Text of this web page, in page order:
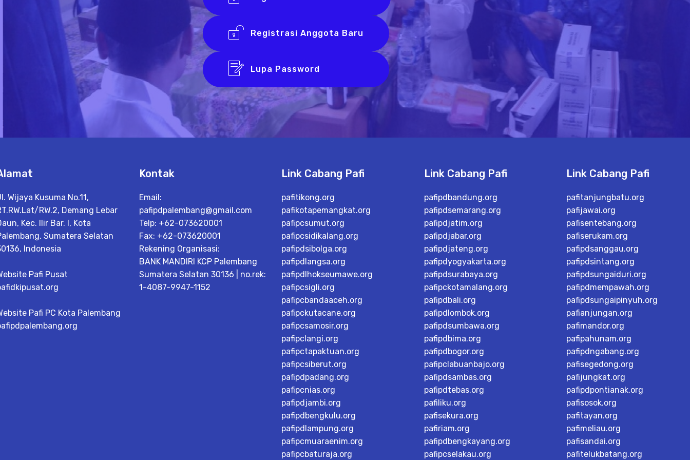
Registrasi Anggota Baru
Lupa Password
Wijaya Kusuma No.11,
RW.2, Demang Lebar
Kec. Ilir Bar. I, Kota
Sumatera Selatan
Indonesia
Pafi Pusat
Pafi PC Kota Palembang
Kontak
Email:
pafipdpalembang@gmail.com
Telp: +62-073620001
Fax: +62-073620001
Rekening Organisasi:
BANK MANDIRI KCP Palembang
Sumatera Selatan 30136 | no.rek:
1-4087-9947-1152
Link Cabang Pafi
pafitikong.org
pafikotapemangkat.org
pafipcsumut.org
pafipcsidikalang.org
pafipdsibolga.org
pafipdlangsa.org
pafipdlhokseumawe.org
pafipcsigli.org
pafipcbandaaceh.org
pafipckutacane.org
pafipcsamosir.org
pafipclangi.org
pafipctapaktuan.org
pafipcsiberut.org
pafipdpadang.org
pafipcnias.org
pafipdjambi.org
pafipdbengkulu.org
pafipdlampung.org
pafipcmuaraenim.org
pafipcbaturaja.org
Link Cabang Pafi
pafipdbandung.org
pafipdsemarang.org
pafipdjatim.org
pafipdjabar.org
pafipdjateng.org
pafipdyogyakarta.org
pafipdsurabaya.org
pafipckotamalang.org
pafipdbali.org
pafipdlombok.org
pafipdsumbawa.org
pafipdbima.org
pafipdbogor.org
pafipclabuanbajo.org
pafipdsambas.org
pafipdtebas.org
pafiliku.org
pafisekura.org
pafiriam.org
pafipdbengkayang.org
pafipcselakau.org
Link Cabang Pafi
pafitanjungbatu.org
pafijawai.org
pafisentebang.org
pafiserukam.org
pafipdsanggau.org
pafipdsintang.org
pafipdsungaiduri.org
pafipdmempawah.org
pafipdsungaipinyuh.org
pafianjungan.org
pafimandor.org
pafipahunam.org
pafipdngabang.org
pafisegedong.org
pafijungkat.org
pafipdpontianak.org
pafisosok.org
pafitayan.org
pafimeliau.org
pafisandai.org
pafitelukbatang.org